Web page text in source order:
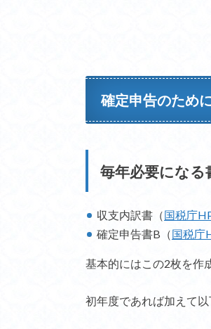
確定申告のため
毎年必要になる
収支内訳書（国税庁
確定申告書B（国税庁
基本的にはこの2枚を作
初年度であれば加えて